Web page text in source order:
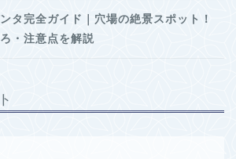
タ完全ガイド｜穴場の絶景スポット！
・注意点を解説